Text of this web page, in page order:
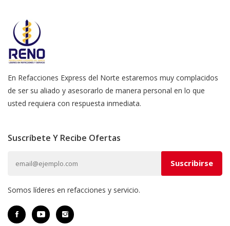
En Refacciones Express del Norte estaremos muy complacidos
de ser su aliado y asesorarlo de manera personal en lo que
usted requiera con respuesta inmediata.
Suscríbete Y Recibe Ofertas
Somos líderes en refacciones y servicio.